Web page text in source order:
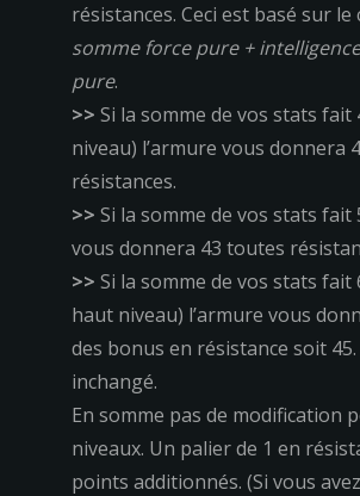
résistances. Ceci est basé sur le
somme force pure +
pure.
>> Si la somme de vos stats fait
niveau) l’armure vous donnera
résistances.
>> Si la somme de vos stats fait
vous donnera 43 toutes
>> Si la somme de vos stats fait
haut niveau) l’armure vous
des bonus en résistance soit
inchangé.
En somme pas de modification
niveaux. Un palier de 1 en
points additionnés. (Si vous